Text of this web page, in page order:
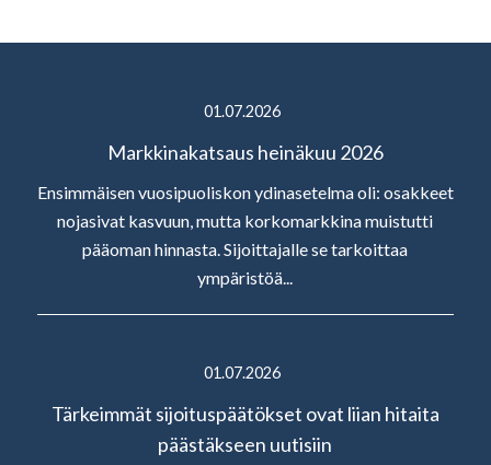
01.07.2026
Markkinakatsaus heinäkuu 2026
Ensimmäisen vuosipuoliskon ydinasetelma oli: osakkeet
nojasivat kasvuun, mutta korkomarkkina muistutti
pääoman hinnasta. Sijoittajalle se tarkoittaa
ympäristöä...
01.07.2026
Tärkeimmät sijoituspäätökset ovat liian hitaita
päästäkseen uutisiin